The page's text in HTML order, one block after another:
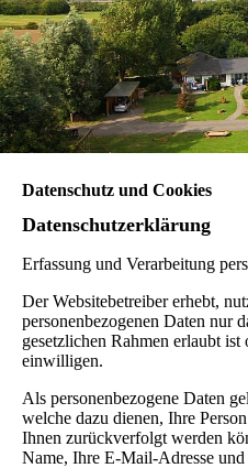
Datenschutz und Cookies
Datenschutzerklärung
Erfassung und Verarbeitung
Der Websitebetreiber erhebt,
personenbezogenen Daten nur
gesetzlichen Rahmen erlaubt
einwilligen.
Als personenbezogene Daten
welche dazu dienen, Ihre
Ihnen zurückverfolgt werden
Name, Ihre E-Mail-Adresse und